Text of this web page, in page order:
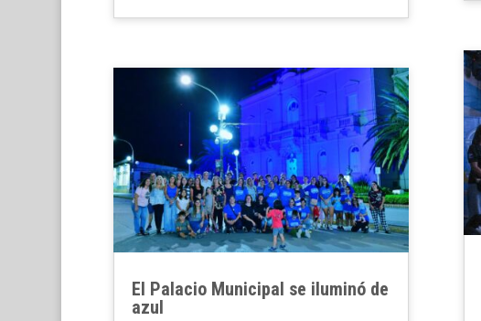
El Palacio Municipal se iluminó de
azul